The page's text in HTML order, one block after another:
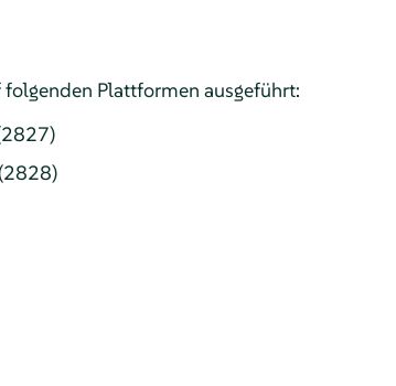
Plattformen ausgeführt: